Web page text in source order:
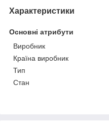
Характеристики
Основні атрибути
Виробник
Країна виробник
Тип
Стан